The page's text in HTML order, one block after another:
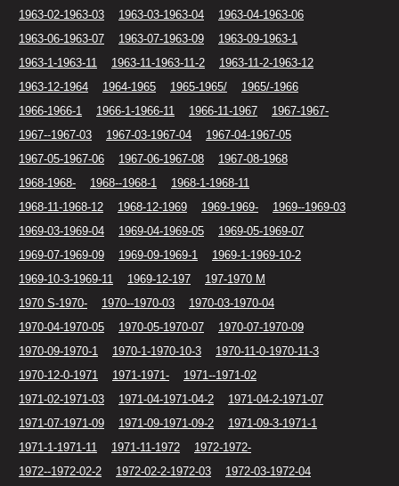
1963-02-1963-03
1963-03-1963-04
1963-04-1963-06
1963-06-1963-07
1963-07-1963-09
1963-09-1963-1
1963-1-1963-11
1963-11-1963-11-2
1963-11-2-1963-12
1963-12-1964
1964-1965 1965-1965/
1965/-1966
1966-1966-1
1966-1-1966-11 1966-11-1967
1967-1967-
1967--1967-03
1967-03-1967-04
1967-04-1967-05
1967-05-1967-06
1967-06-1967-08
1967-08-1968
1968-1968-
1968--1968-1
1968-1-1968-11
1968-11-1968-12
1968-12-1969 1969-1969-
1969--1969-03
1969-03-1969-04
1969-04-1969-05
1969-05-1969-07
1969-07-1969-09
1969-09-1969-1
1969-1-1969-10-2
1969-10-3-1969-11
1969-12-197
197-1970 M
1970 S-1970-
1970--1970-03
1970-03-1970-04
1970-04-1970-05
1970-05-1970-07
1970-07-1970-09
1970-09-1970-1
1970-1-1970-10-3
1970-11-0-1970-11-3
1970-12-0-1971
1971-1971-
1971--1971-02
1971-02-1971-03
1971-04-1971-04-2
1971-04-2-1971-07
1971-07-1971-09
1971-09-1971-09-2
1971-09-3-1971-1
1971-1-1971-11
1971-11-1972
1972-1972-
1972--1972-02-2
1972-02-2-1972-03
1972-03-1972-04